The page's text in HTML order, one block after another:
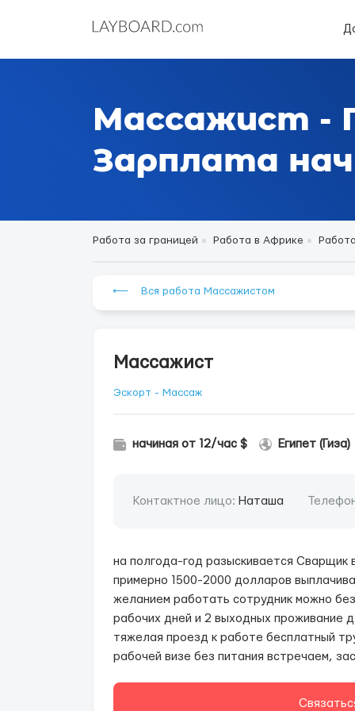
Массажист -
Зарплата
Работа за границей Работа в Африке
⟵ Вся работа Массажистом
Массажист
Эскорт - Массаж
начиная от 12/час $ Египет (Гиза)
Контактное лицо: Наташа
на полгода-год разыскивается Сварщик
примерно 1500-2000 долларов
желанием работать сотрудник можно
рабочих дней и 2 выходных проживание
тяжелая проезд к работе бесплатный
рабочей визе без питания встречаем,